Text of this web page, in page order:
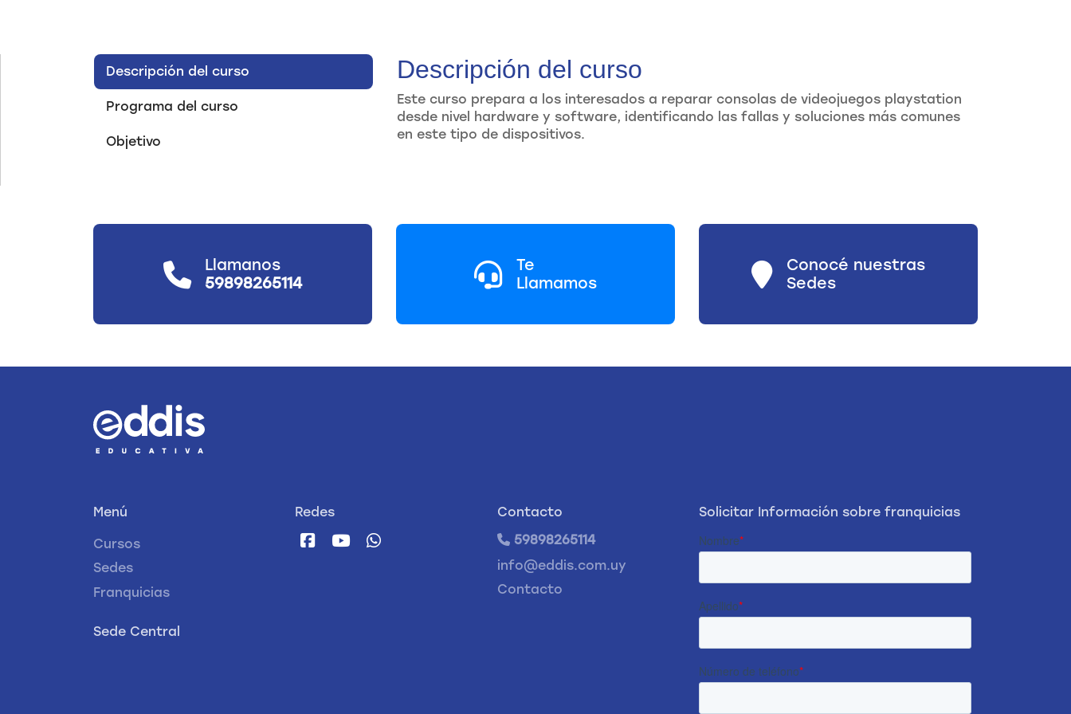
Descripción del curso
Programa del curso
Objetivo
Descripción del curso
Este curso prepara a los interesados a reparar consolas de videojuegos playstation
desde nivel hardware y software, identificando las fallas y soluciones más comunes
en este tipo de dispositivos.
Llamanos
59898265114
Te
Llamamos
Conocé nuestras
Sedes
Menú
Cursos
Sedes
Franquicias
Redes
Contacto
59898265114
info@eddis.com.uy
Contacto
Sede Central
Solicitar Información sobre franquicias